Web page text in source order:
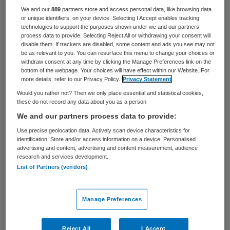
Mensen die dagelijks vijf stuks groente en
fruit eten, hebben een kleinere kans op
mondholtekanker dan mensen die niet of
nauwelijks groente en fruit eten. Het gaat
om echte voeding en niet om supplementen.
Dat blijkt uit twee studies waarbij de
gegevens zijn geanalyseerd van ruim
120.000 Nederlanders tussen de 55 en 69
jaar, die sinds 1986 zijn gevolgd.
voor de gezondheid en ziektes kan helpen
voorkomen, is al langer bekend. Maar nu is
er ook wetenschappelijk bewijs dat het
We and our889 partners store and access personal data, like browsing data
or unique identifiers, on your device. Selecting I Accept enables tracking
technologies to support the purposes shown under we and our partners
process data to provide. Selecting Reject All or withdrawing your consent will
disable them. If trackers are disabled, some content and ads you see may not
be as relevant to you. You can resurface this menu to change your choices or
withdraw consent at any time by clicking the Manage Preferences link on the
bottom of the webpage. Your choices will have effect within our Website. For
more details, refer to our Privacy Policy.
Privacy Statement
Would you rather not? Then we only place essential and statistical cookies,
these do not record any data about you as a person
We and our partners process data to provide:
Use precise geolocation data. Actively scan device characteristics for
identification. Store and/or access information on a device. Personalised
advertising and content, advertising and content measurement, audience
research and services development.
List of Partners (vendors)
Manage Preferences
Reject All I Accept